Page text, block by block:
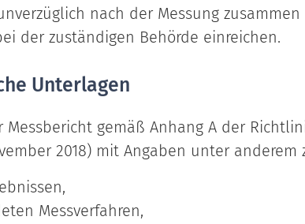
nach der Messung
der zuständigen Behörde einreichen.
Unterlagen
Messbericht gemäß Anhang A der
2018) mit Angaben unter anderem
Messverfahren,